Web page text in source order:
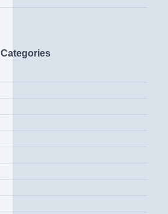
Categories